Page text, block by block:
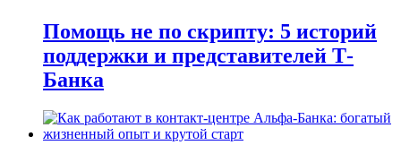
Помощь не по скрипту: 5 историй
поддержки и представителей Т-
Банка